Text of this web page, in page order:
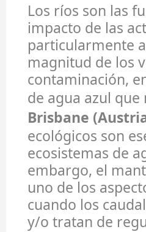
Los ríos son las
impacto de las
particularmente
magnitud de los
contaminación,
de agua azul que
Brisbane
ecológicos son
ecosistemas de
embargo, el
uno de los
cuando los
y/o tratan de